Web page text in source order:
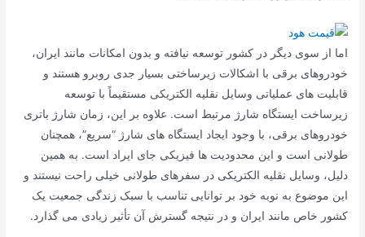
اما از سوی دیگر در کشور توسعه نیافته و بدون امکانات مانند ایران،
خودروهای برقی با اشکالات زیرساختی بسیار جدی روبرو هستند و
قابلیت های عملیاتی وسایل نقلیه الکتریکی مستقیماً با توسعه
زیرساخت ایستگاه شارژ مرتبط است. علاوه بر این، زمان شارژ باتری
خودروهای برقی، با وجود ایجاد ایستگاه های شارژ “سریع”، همچنان
طولانی است و این محدودیت ها فیزیکی جای ایراد است. به همین
دلیل، وسایل نقلیه الکتریکی در سفرهای طولانی خیلی راحت نیستند و
این موضوع به نوبه خود بر توانایی تناسب با سبک زندگی جمعیت یک
کشور خاص مانند ایران و در نتیجه گسترش آن تأثیر زیادی می گذارد.